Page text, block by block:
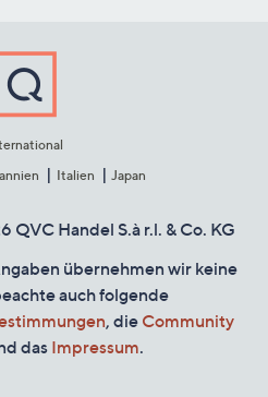
Italien Japan
Handel S.à r.l. & Co. KG
übernehmen wir keine
auch folgende
, die Community
das Impressum.